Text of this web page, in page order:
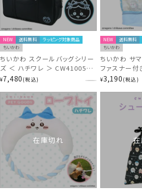
NEW 送料無料
ラッピング対象商品
ちいかわ
ちいかわ スクールバッグシリー
ズ ＜ ハチワレ ＞ CW41005
chiikawa
¥7,480 税込
NEW 送料無料
ちいかわ
ちいかわ サ
ファスナー付
＞ chiikawa
¥3,190 税込
在庫切れ